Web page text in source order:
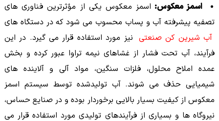
اسمز معکوس: اسمز معکوس یکی از مؤثرترین فناوری های
تصفیه پیشرفته آب و پساب محسوب می شود که در دستگاه های
آب شیرین کن صنعتی نیز مورد استفاده قرار می گیرد. در این
فرآیند، آب تحت فشار از غشاهای نیمه تراوا عبور کرده و بخش
عمده املاح محلول، فلزات سنگین، مواد آلی و آلاینده های
شیمیایی حذف می شوند. آب تولیدشده توسط سیستم اسمز
معکوس از کیفیت بسیار بالایی برخوردار بوده و در صنایع حساس،
نیروگاه ها و بسیاری از فرآیندهای تولیدی مورد استفاده قرار می